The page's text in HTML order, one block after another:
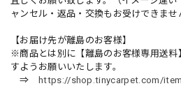
ャンセル・返品・交換もお受けできませ
【お届け先が離島のお客様】
※商品とは別に【離島のお客様専用送料
すようお願いいたします。
⇒
https://shop.tinycarpet.com/